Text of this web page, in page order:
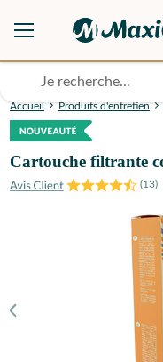
Accueil Produits d'entretien
Cartouche filtrante
(13)